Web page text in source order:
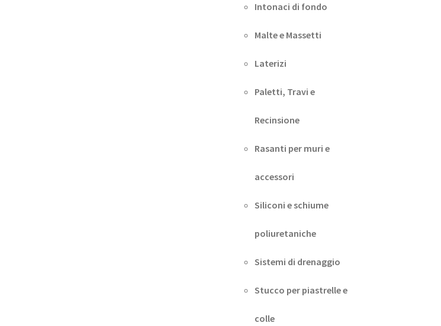
Intonaci di fondo
Malte e Massetti
Laterizi
Paletti, Travi e
Recinsione
Rasanti per muri e
accessori
Siliconi e schiume
poliuretaniche
Sistemi di drenaggio
Stucco per piastrelle e
colle